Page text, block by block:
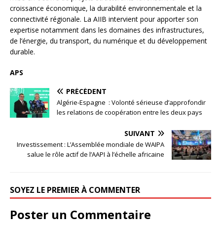
croissance économique, la durabilité environnementale et la
connectivité régionale. La AIIB intervient pour apporter son
expertise notamment dans les domaines des infrastructures,
de l’énergie, du transport, du numérique et du développement
durable.
APS
PRÉCÉDENT
Algérie-Espagne : Volonté sérieuse d’approfondir
les relations de coopération entre les deux pays
SUIVANT
Investissement : L’Assemblée mondiale de WAIPA
salue le rôle actif de l’AAPI à l’échelle africaine
SOYEZ LE PREMIER À COMMENTER
Poster un Commentaire